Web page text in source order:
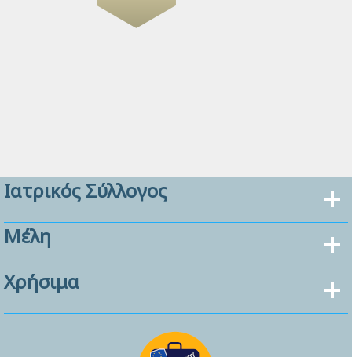
Ιατρικός Σύλλογος
Μέλη
Χρήσιμα